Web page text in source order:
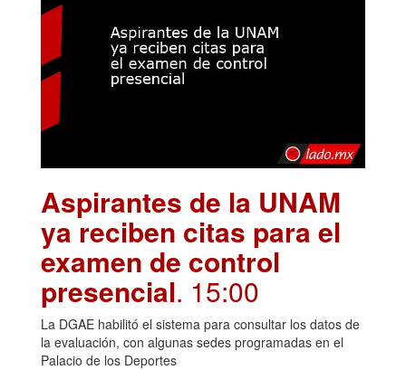
Aspirantes de la UNAM
ya reciben citas para el
examen de control
presencial. 15:00
La DGAE habilitó el sistema para consultar los datos de
la evaluación, con algunas sedes programadas en el
Palacio de los Deportes